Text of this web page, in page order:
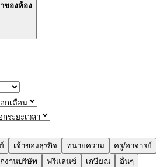
ของห้อง
เจ้าของธุรกิจ ทนายความ
ครู/อาจารย์
งานบริษัท ฟรีแลนซ์ เกษียณ อื่นๆ